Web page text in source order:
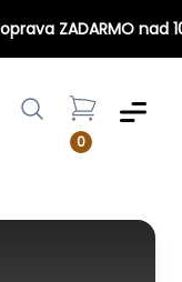
Doprava ZADARMO
0
Menu